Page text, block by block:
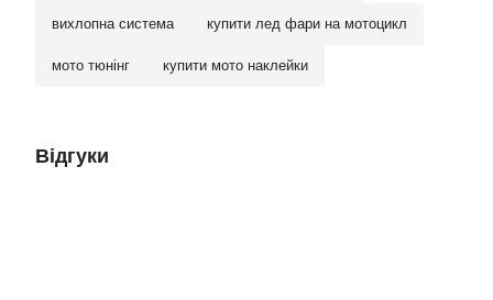
вихлопна система купити лед фари на мотоцикл
мото тюнінг купити мото наклейки
Відгуки